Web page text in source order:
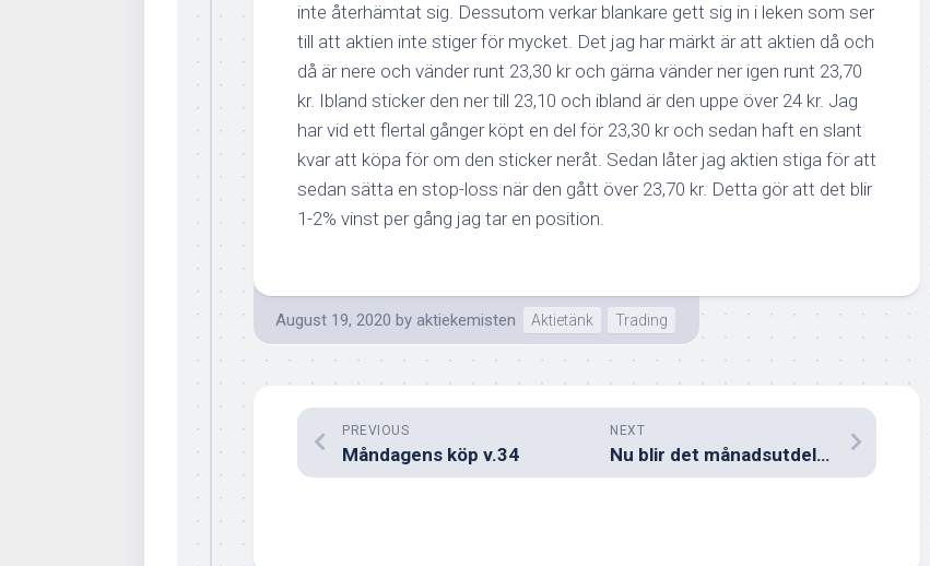
inte återhämtat sig. Dessutom verkar blankare gett sig in i leken som ser
till att aktien inte stiger för mycket. Det jag har märkt är att aktien då och
då är nere och vänder runt 23,30 kr och gärna vänder ner igen runt 23,70
kr. Ibland sticker den ner till 23,10 och ibland är den uppe över 24 kr. Jag
har vid ett flertal gånger köpt en del för 23,30 kr och sedan haft en slant
kvar att köpa för om den sticker neråt. Sedan låter jag aktien stiga för att
sedan sätta en stop-loss när den gått över 23,70 kr. Detta gör att det blir
1-2% vinst per gång jag tar en position.
August 19, 2020 by aktiekemisten Aktietänk Trading
NEXT
Nu blir det månadsutdelning
PREVIOUS
Måndagens köp v.34